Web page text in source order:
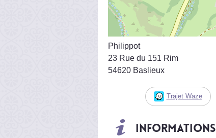
Philippot
23 Rue du 151 Rim
54620 Baslieux
Trajet Waze
Informations